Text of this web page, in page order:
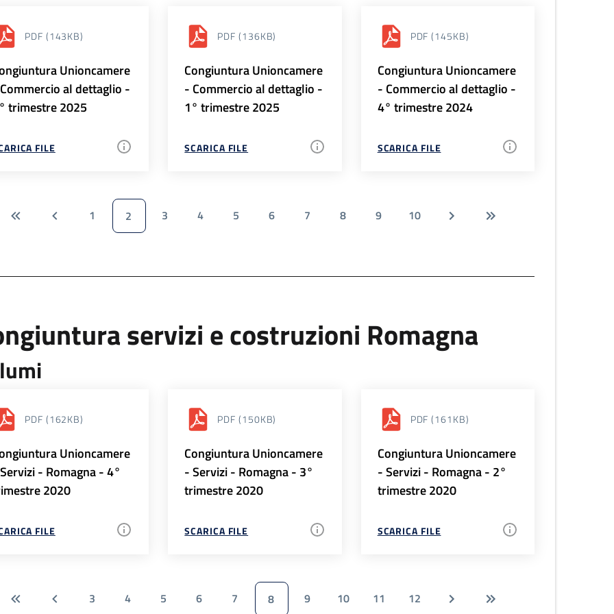
PDF (143KB)
Unioncamere
al dettaglio -
trimestre 2025
FILE
PDF (136KB)
Congiuntura Unioncamere
- Commercio al dettaglio -
1° trimestre 2025
SCARICA FILE
PDF (145KB)
Congiuntura Unioncamere
- Commercio al dettaglio -
4° trimestre 2024
SCARICA FILE
1 2 3 4 5 6 7 8 9 10
servizi e costruzioni Romagna
PDF (162KB)
Unioncamere
- Romagna - 4°
2020
FILE
PDF (150KB)
Congiuntura Unioncamere
- Servizi - Romagna - 3°
trimestre 2020
SCARICA FILE
PDF (161KB)
Congiuntura Unioncamere
- Servizi - Romagna - 2°
trimestre 2020
SCARICA FILE
3 4 5 6 7 8 9 10 11 12